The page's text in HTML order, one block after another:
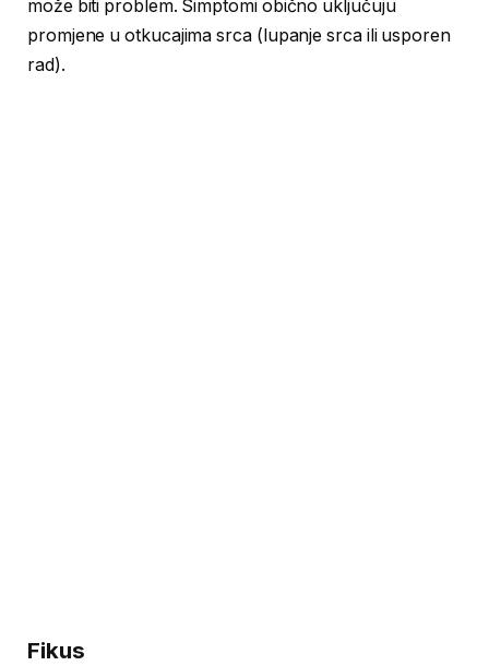
može biti problem. Simptomi obično uključuju
promjene u otkucajima srca (lupanje srca ili usporen
rad).
Fikus